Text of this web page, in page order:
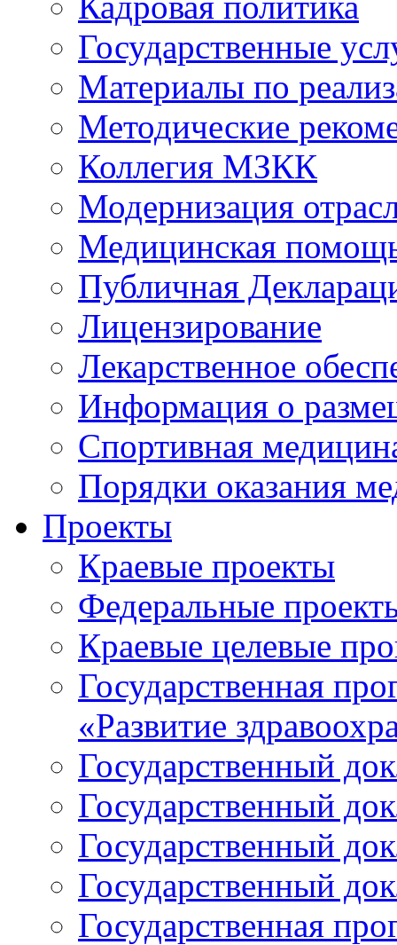
Государственные
Материалы по
Методические
Коллегия МЗКК
Модернизация
Медицинская
Публичная
Лицензирование
Лекарственное
Информация о
Спортивная
Порядки оказания
Проекты
Краевые проекты
Федеральные
Краевые целевые
Государственная
«Развитие
Государственный
Государственный
Государственный
Государственный
Государственная